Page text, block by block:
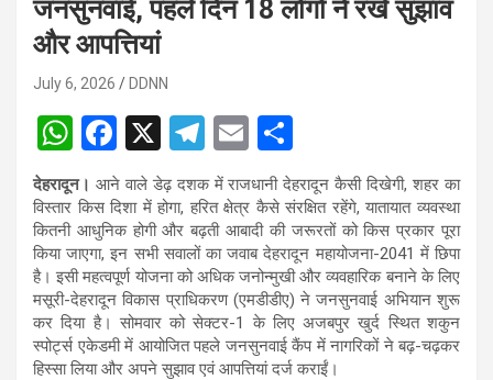
जनसुनवाई, पहले दिन 18 लोगों ने रखे सुझाव
और आपत्तियां
July 6, 2026 DDNN
W
h
at
s
A
p
p
F
a
ce
b
o
o
k
X
T
el
e
gr
a
m
E
m
ail
h
ar
e
देहरादून। आने वाले डेढ़ दशक में राजधानी देहरादून कैसी दिखेगी, शहर का
विस्तार किस दिशा में होगा, हरित क्षेत्र कैसे संरक्षित रहेंगे, यातायात व्यवस्था
कितनी आधुनिक होगी और बढ़ती आबादी की जरूरतों को किस प्रकार पूरा
किया जाएगा, इन सभी सवालों का जवाब देहरादून महायोजना-2041 में छिपा
है। इसी महत्वपूर्ण योजना को अधिक जनोन्मुखी और व्यवहारिक बनाने के लिए
मसूरी-देहरादून विकास प्राधिकरण (एमडीडीए) ने जनसुनवाई अभियान शुरू
कर दिया है। सोमवार को सेक्टर-1 के लिए अजबपुर खुर्द स्थित शकुन
स्पोर्ट्स एकेडमी में आयोजित पहले जनसुनवाई कैंप में नागरिकों ने बढ़-चढ़कर
हिस्सा लिया और अपने सुझाव एवं आपत्तियां दर्ज कराईं।